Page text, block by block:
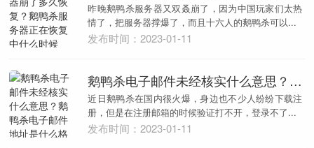
昨晚鹅鸭杀服务器又双叒崩了，因为中国玩家们太热
情了，把服务器撑爆了，而且十六人的鹅鸭杀可以...
发布时间：2023-01-11
鹅鸭杀电子邮件未经核实什么意思？鹅鸭杀电子邮件地址是什么格式？
近日鹅鸭杀在国内很火爆，身边也不少人纷纷下载注
册，但是在注册邮箱的时候验证打不开，登录不了...
发布时间：2023-01-11